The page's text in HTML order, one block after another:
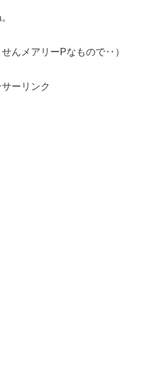
んメアリーPなもので‥）
ーリンク